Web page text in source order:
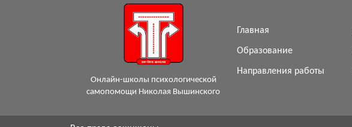
Онлайн-школы психологической
самопомощи Николая Вышинского
Главная
Образование
Направления работы